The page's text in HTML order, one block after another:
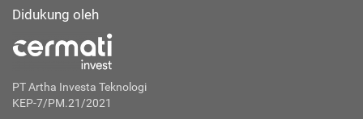
Didukung oleh
PT Artha Investa Teknologi
KEP-7/PM.21/2021